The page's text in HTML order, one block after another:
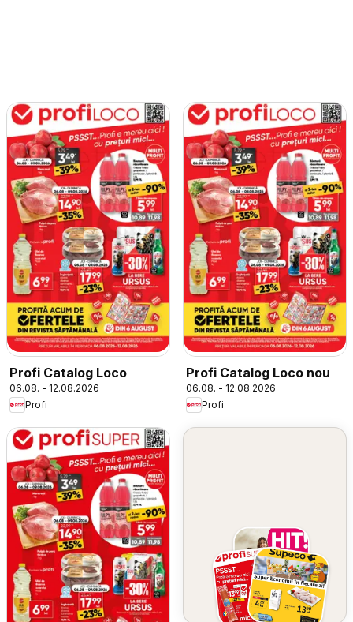
Profi Catalog Loco
06.08. - 12.08.2026
Profi
Profi Catalog Loco nou
06.08. - 12.08.2026
Profi